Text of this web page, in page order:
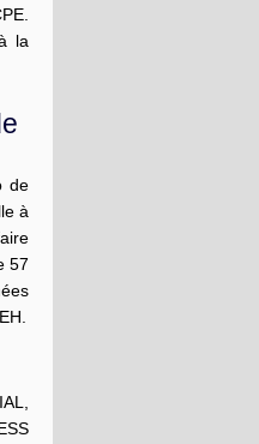
la
de
à
57